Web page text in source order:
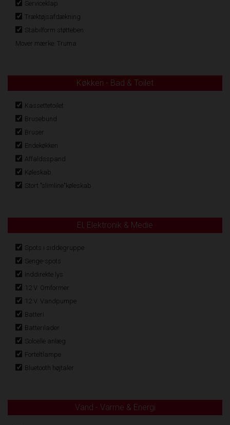
Serviceklap
Træktøjsafdækning
Stabilform støtteben
Mover mærke: Truma
Køkken - Bad & Toilet
Kassettetoilet
Brusebund
Bruser
Endekøkken
Affaldsspand
Køleskab
Stort "slimline"køleskab
El, Elektronik & Medie
Spots i siddegruppe
Senge-spots
Inddirekte lys
12 V. Omformer
12 V. Vandpumpe
Batteri
Batterilader
Solcelle anlæg
Forteltlampe
Bluetooth højtaler
Vand - Varme & Energi